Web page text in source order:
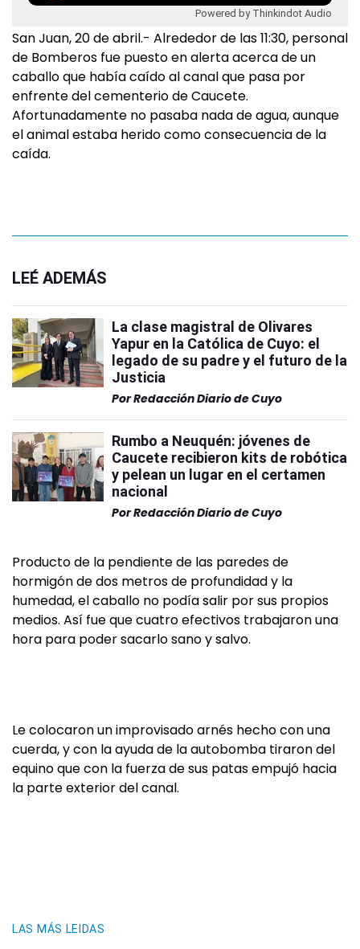
Powered by Thinkindot Audio
San Juan, 20 de abril.- Alrededor de las 11:30, personal
de Bomberos fue puesto en alerta acerca de un
caballo que había caído al canal que pasa por
enfrente del cementerio de Caucete.
Afortunadamente no pasaba nada de agua, aunque
el animal estaba herido como consecuencia de la
caída.
LEÉ ADEMÁS
La clase magistral de Olivares
Yapur en la Católica de Cuyo: el
legado de su padre y el futuro de la
Justicia
PorRedacción Diario de Cuyo
Rumbo a Neuquén: jóvenes de
Caucete recibieron kits de robótica
y pelean un lugar en el certamen
nacional
PorRedacción Diario de Cuyo
Producto de la pendiente de las paredes de
hormigón de dos metros de profundidad y la
humedad, el caballo no podía salir por sus propios
medios. Así fue que cuatro efectivos trabajaron una
hora para poder sacarlo sano y salvo.
Le colocaron un improvisado arnés hecho con una
cuerda, y con la ayuda de la autobomba tiraron del
equino que con la fuerza de sus patas empujó hacia
la parte exterior del canal.
LAS MÁS LEIDAS